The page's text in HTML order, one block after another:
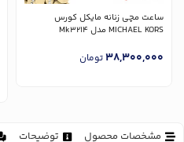
ساعت مچی زنانه مایکل کورس
MICHAEL KORS مدل Mk3214
38,300,000تومان
مشخصات محصول توضیحات